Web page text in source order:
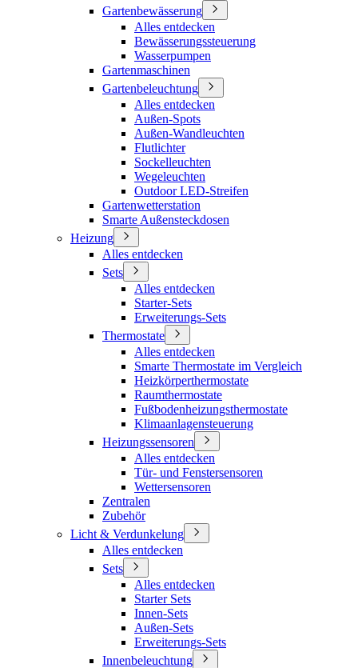
Gartenbewässerung
Alles entdecken
Bewässerungssteuerung
Wasserpumpen
Gartenmaschinen
Gartenbeleuchtung
Alles entdecken
Außen-Spots
Außen-Wandleuchten
Flutlichter
Sockelleuchten
Wegeleuchten
Outdoor LED-Streifen
Gartenwetterstation
Smarte Außensteckdosen
Heizung
Alles entdecken
Sets
Alles entdecken
Starter-Sets
Erweiterungs-Sets
Thermostate
Alles entdecken
Smarte Thermostate im Vergleich
Heizkörperthermostate
Raumthermostate
Fußbodenheizungsthermostate
Klimaanlagensteuerung
Heizungssensoren
Alles entdecken
Tür- und Fenstersensoren
Wettersensoren
Zentralen
Zubehör
Licht & Verdunkelung
Alles entdecken
Sets
Alles entdecken
Starter Sets
Innen-Sets
Außen-Sets
Erweiterungs-Sets
Innenbeleuchtung